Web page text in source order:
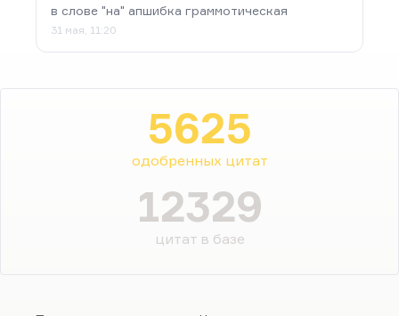
в слове "на" апшибка граммотическая
31 мая, 11:20
5625
одобренных цитат
12329
цитат в базе